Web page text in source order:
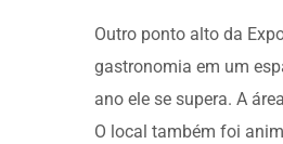
Outro ponto alto da
gastronomia em um
ano ele se supera. A
O local também foi